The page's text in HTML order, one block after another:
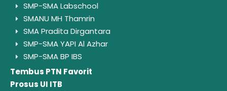
SMP-SMA Labschool
SMANU MH Thamrin
SMA Pradita Dirgantara
SMP-SMA YAPI Al Azhar
SMP-SMA BP IBS
Tembus PTN Favorit
Prosus UI ITB